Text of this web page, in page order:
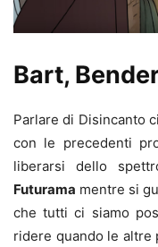
Bart,
Parlare di Disincanto
con le precedenti
liberarsi dello
Futurama mentre si
che tutti ci siamo
ridere quando le altre